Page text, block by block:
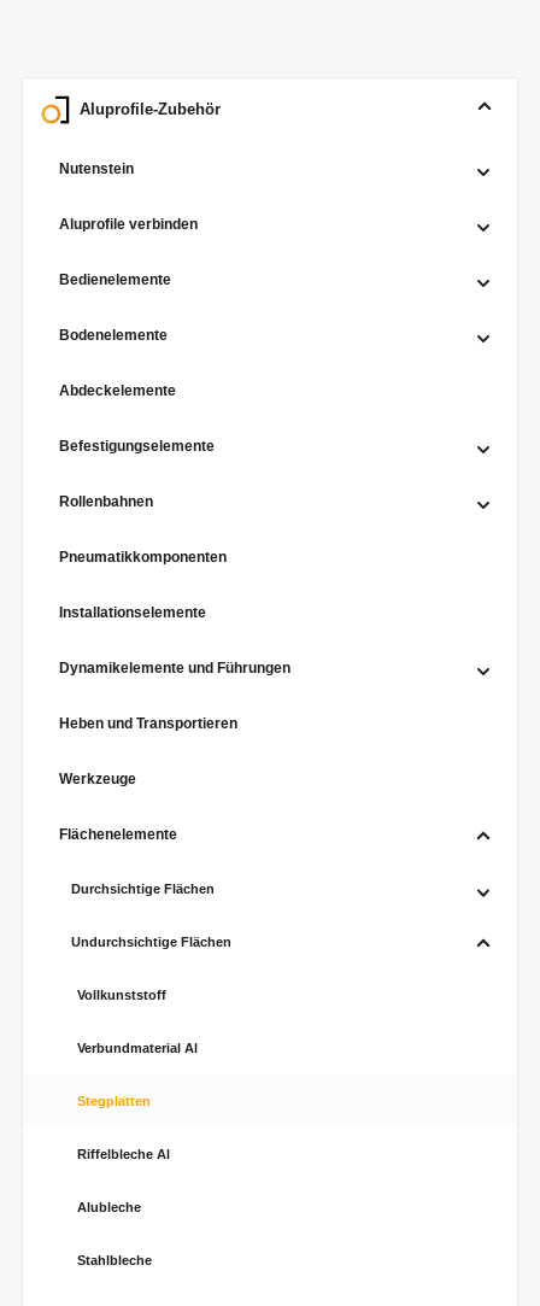
Aluprofile-Zubehör
Nutenstein
Aluprofile verbinden
Bedienelemente
Bodenelemente
Abdeckelemente
Befestigungselemente
Rollenbahnen
Pneumatikkomponenten
Installationselemente
Dynamikelemente und Führungen
Heben und Transportieren
Werkzeuge
Flächenelemente
Durchsichtige Flächen
Undurchsichtige Flächen
Vollkunststoff
Verbundmaterial Al
Stegplatten
Riffelbleche Al
Alubleche
Stahlbleche